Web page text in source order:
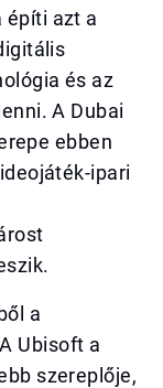
építi azt a
és az
A Dubai
ebben
ipari
a
Ubisoft a
szereplője,